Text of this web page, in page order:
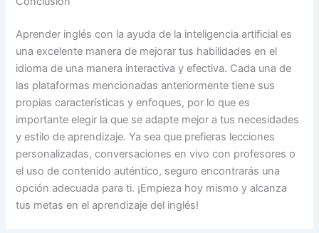
Aprender inglés con la ayuda de la inteligencia artificial es
una excelente manera de mejorar tus habilidades en el
idioma de una manera interactiva y efectiva. Cada una de
las plataformas mencionadas anteriormente tiene sus
propias características y enfoques, por lo que es
importante elegir la que se adapte mejor a tus necesidades
y estilo de aprendizaje. Ya sea que prefieras lecciones
personalizadas, conversaciones en vivo con profesores o
el uso de contenido auténtico, seguro encontrarás una
opción adecuada para ti. ¡Empieza hoy mismo y alcanza
tus metas en el aprendizaje del inglés!